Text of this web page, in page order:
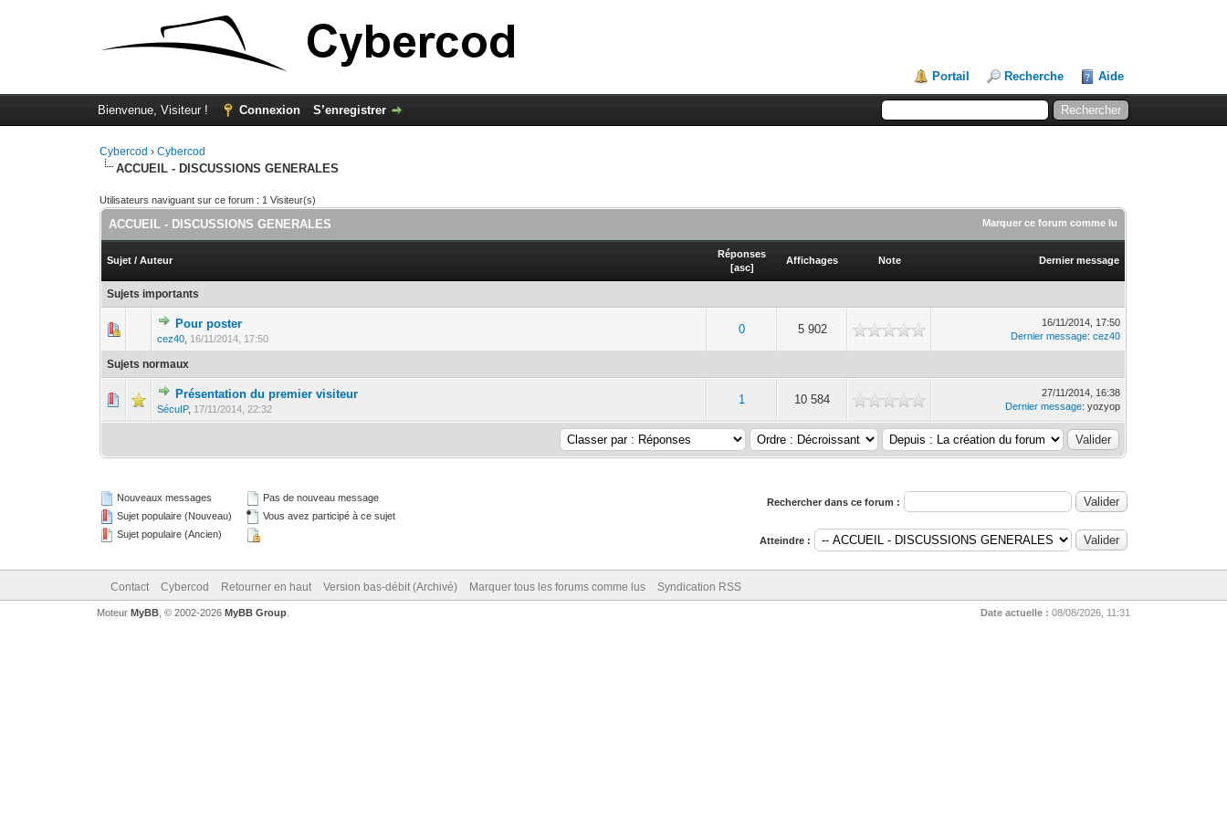
Portail Recherche Aide
Bienvenue, Visiteur ! Connexion S’enregistrer
Cybercod ›Cybercod
ACCUEIL - DISCUSSIONS GENERALES
Utilisateurs naviguant sur ce forum : 1 Visiteur(s)
Marquer ce forum comme lu
ACCUEIL - DISCUSSIONS GENERALES
Sujet /Auteur
Réponses
[asc]
Affichages Note Dernier message
Sujets importants
Pour poster
cez40 16/11/2014, 17:50
0 5 902
16/11/2014, 17:50
Dernier message:cez40
Sujets normaux
Présentation du premier visiteur
SécuIP, 17/11/2014, 22:32
1 10 584
0 Votes - 0 sur 5 en moyenne
27/11/2014, 16:38
Dernier message: yozyop
Nouveaux messages
Sujet populaire (Nouveau)
Sujet populaire (Ancien)
Pas de nouveau message
Vous avez participé à ce sujet
Rechercher dans ce forum :
Atteindre :
Contact Cybercod Retourner en haut Version bas-débit (Archivé) Marquer tous les forums comme lus Syndication RSS
Date actuelle : 08/08/2026, 11:31
Moteur MyBB, © 2002-2026 MyBB Group.